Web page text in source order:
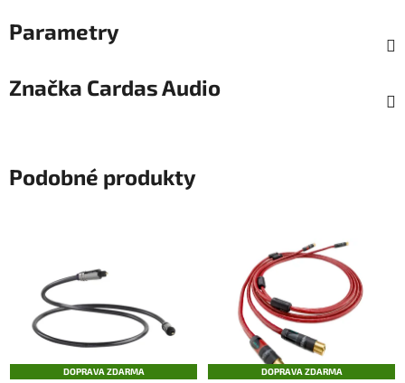
Parametry
Značka Cardas Audio
Podobné produkty
DOPRAVA ZDARMA DOPRAVA ZDARMA